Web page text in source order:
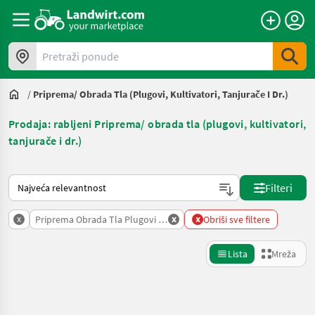
Pretraži ponude
/ Priprema/ Obrada Tla (plugovi, Kultivatori, Tanjurače I Dr.)
Prodaja: rabljeni Priprema/ obrada tla (plugovi, kultivatori,
tanjurače i dr.)
Način na koji sortira Landwirt.com
Filteri
x Priprema Obrada Tla Plugovi Kultivatori Tanjurace I Dr
x x Obriši sve filtere
Lista Mreža